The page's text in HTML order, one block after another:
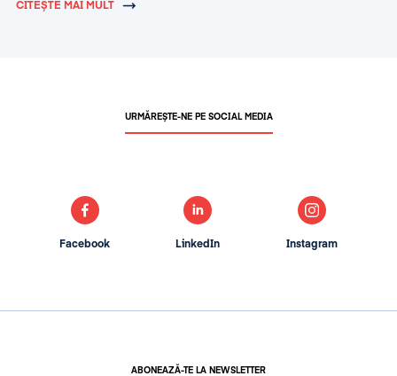
CITEȘTE MAI MULT
ABONEAZĂ-TE LA NEWSLETTER
URMĂREȘTE-NE PE SOCIAL MEDIA
Facebook LinkedIn Instagram